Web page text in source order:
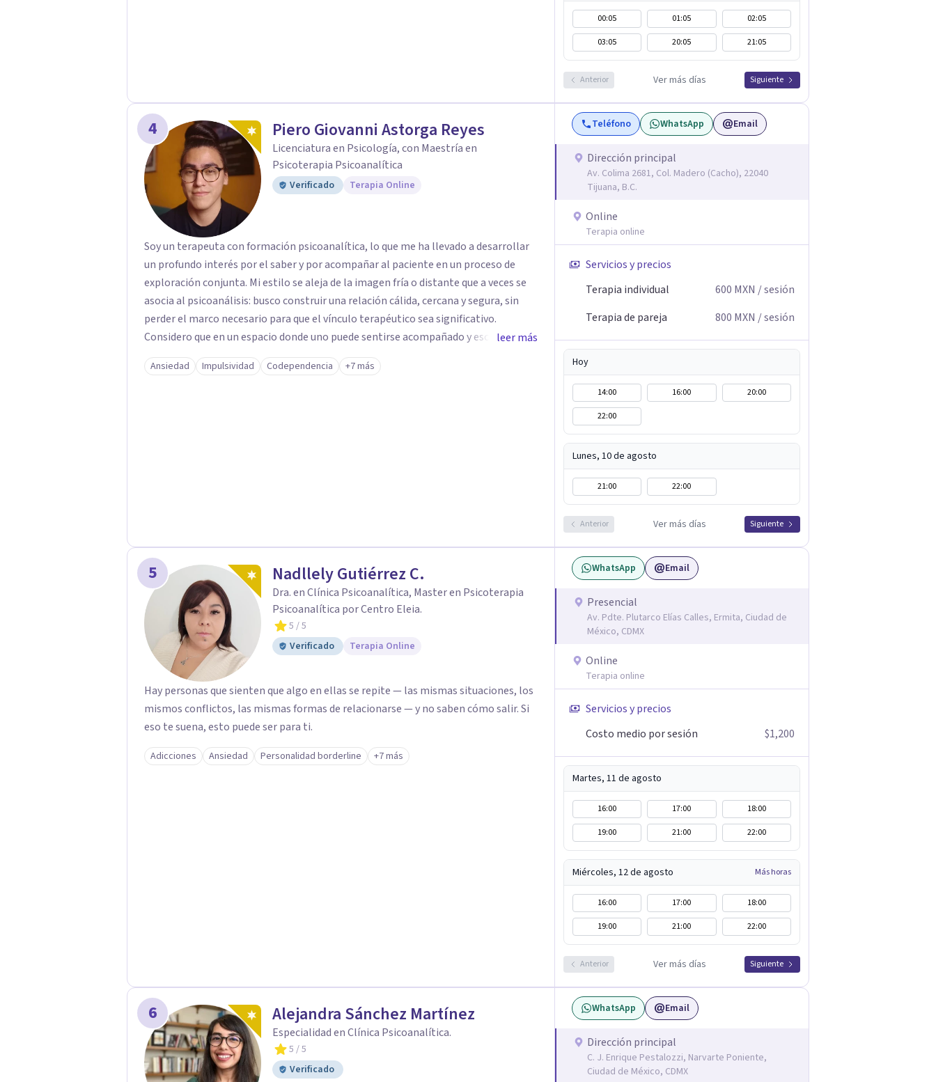
00:05 01:05
02:05
03:05
20:05 21:05
Anterior Ver más días Siguiente
4 Piero Giovanni Astorga Reyes
Licenciatura en Psicología, con Maestría en
Psicoterapia Psicoanalítica
Verificado Terapia Online
Soy un terapeuta con formación psicoanalítica, lo que me ha llevado a desarrollar
un profundo interés por el saber y por acompañar al paciente en un proceso de
exploración conjunta. Mi estilo se aleja de la imagen fría o distante que a veces se
asocia al psicoanálisis: busco construir una relación cálida, cercana y segura, sin
perder el marco necesario para que el vínculo terapéutico sea significativo.
Considero que en un espacio donde uno puede sentirse acompañado y escuchado,
es posible mirar con honestidad cómo nos vinculamos afuera, qué se repite, qué
duele, y qué puede transformarse. En mi consultorio hay lugar para todo: risas,
leer más
Ansiedad Impulsividad Codependencia +7 más
Teléfono WhatsApp Email
Dirección principal
Av. Colima 2681, Col. Madero (Cacho), 22040
Tijuana, B.C.
Online
Terapia online
Servicios y precios
Terapia individual
600 MXN / sesión
Terapia de pareja
800 MXN / sesión
Hoy
14:00 16:00
20:00
22:00
Lunes, 10 de agosto
21:00 22:00
Anterior Ver más días Siguiente
5 Nadllely Gutiérrez C.
Dra. en Clínica Psicoanalítica, Master en Psicoterapia
Psicoanalítica por Centro Eleia.
5 / 5
Verificado
Terapia Online
Hay personas que sienten que algo en ellas se repite — las mismas situaciones, los
mismos conflictos, las mismas formas de relacionarse — y no saben cómo salir. Si
eso te suena, esto puede ser para ti.
Adicciones Ansiedad Personalidad borderline +7 más
WhatsApp Email
Presencial
Av. Pdte. Plutarco Elías Calles, Ermita, Ciudad de
México, CDMX
Online
Terapia online
Servicios y precios
Costo medio por sesión
$1,200
Martes, 11 de agosto
16:00 17:00
18:00
19:00
21:00 22:00
Miércoles, 12 de agosto Más horas
16:00 17:00
18:00
19:00
21:00 22:00
Anterior Ver más días Siguiente
6 Alejandra Sánchez Martínez
Especialidad en Clínica Psicoanalítica.
5 / 5
Verificado
WhatsApp Email
Dirección principal
C. J. Enrique Pestalozzi, Narvarte Poniente,
Ciudad de México, CDMX